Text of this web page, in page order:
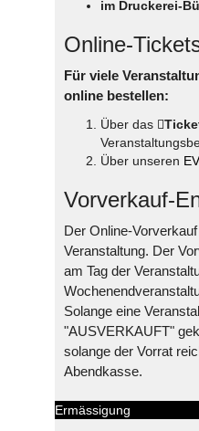
im Druckerei-
Online-
Für viele
online bestellen:
Über das
Über unseren
Vorverkauf-
Der Online-
Veranstaltung. Der
am Tag der
Solange eine
"AUSVERKAUFT"
solange der Vorrat
Abendkasse.
Ermässigung